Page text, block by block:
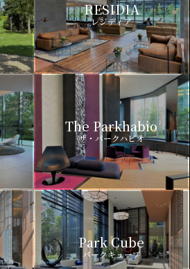
RESIDIA
レジディア
The Parkhabio
ザ・パークハビオ
Park Cube
パークキューブ